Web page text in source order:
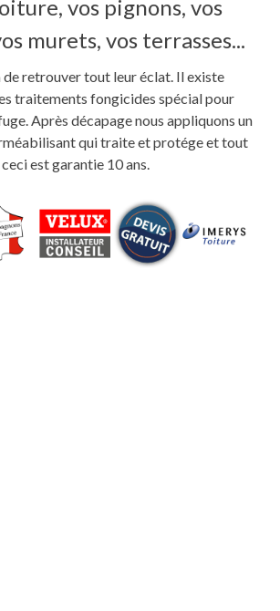
vos pignons, vos
murets, vos terrasses...
de retrouver tout leur éclat. Il existe
traitements fongicides spécial pour
Après décapage nous appliquons un
qui traite et protége et tout
ceci est garantie 10 ans.